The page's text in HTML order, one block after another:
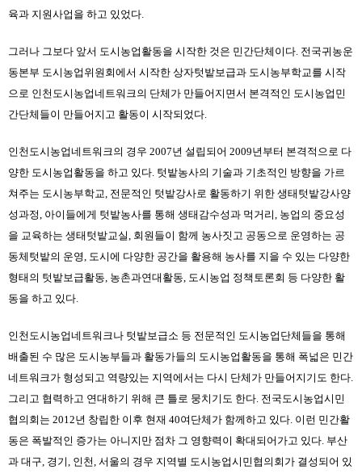
육과 지원사업을 하고 있었다.
그러나 그보다 앞서 도시농업활동을 시작한 것은 민간단체이다. 전국귀농운
동본부 도시농업위원회에서 시작한 상자텃밭보급과 도시농부학교를 시작
으로 인천도시농업네트워크의 단체가 만들어지면서 본격적인 도시농업민
간단체들이 만들어지고 활동이 시작되었다.
인천도시농업네트워크의 경우 2007년 설립되어 2009년부터 본격적으로 다
양한 도시농업활동을 하고 있다. 텃밭농사의 기술과 기초적인 방향을 가르
쳐주는 도시농부학교, 전문적인 텃밭강사로 활동하기 위한 생태텃밭강사양
성과정, 아이들에게 텃밭농사를 통해 생태감수성과 먹거리, 농업의 중요성
을 교육하는 생태텃밭교실, 회원들이 함께 농사짓고 공동으로 운영하는 공
동체텃밭의 운영, 도시에 다양한 공간을 활용해 농사를 지을 수 있는 다양한
형태의 텃밭보급활동, 농촌과연대활동, 도시농업 정책토론회 등 다양한 활
동을 하고 있다.
인천도시농업네트워크나 텃밭보급소 등 전문적인 도시농업단체들을 통해
배출된 수 많은 도시농부들과 활동가들의 도시농업활동을 통해 폭넓은 민간
네트워크가 형성되고 역량있는 지역에서는 다시 단체가 만들어지기도 한다.
그리고 협력하고 연대하기 위해 큰 틀로 뭉치기도 한다. 전국도시농업시민
협의회는 2012년 창립한 이후 현재 40여단체가 함께하고 있다. 이런 민간활
동은 폭발적인 증가는 아니지만 점차 그 영향력이 확대되어가고 있다. 부산
과 대구, 경기, 인천, 서울의 경우 지역별 도시농업시민협의회가 결성되어 있